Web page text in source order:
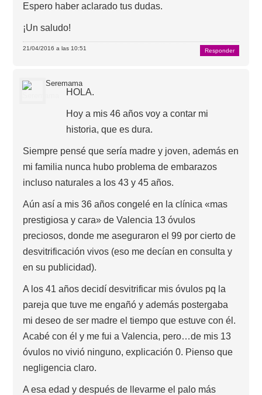
Espero haber aclarado tus dudas.
¡Un saludo!
21/04/2016 a las 10:51 Responder
Seremama
HOLA.
Hoy a mis 46 años voy a contar mi
historia, que es dura.
Siempre pensé que sería madre y joven, además en
mi familia nunca hubo problema de embarazos
incluso naturales a los 43 y 45 años.
Aún así a mis 36 años congelé en la clínica «mas
prestigiosa y cara» de Valencia 13 óvulos
preciosos, donde me aseguraron el 99 por cierto de
desvitrificación vivos (eso me decían en consulta y
en su publicidad).
A los 41 años decidí desvitrificar mis óvulos pq la
pareja que tuve me engañó y además postergaba
mi deseo de ser madre el tiempo que estuve con él.
Acabé con él y me fui a Valencia, pero…de mis 13
óvulos no vivió ninguno, explicación 0. Pienso que
negligencia claro.
A esa edad y después de llevarme el palo más